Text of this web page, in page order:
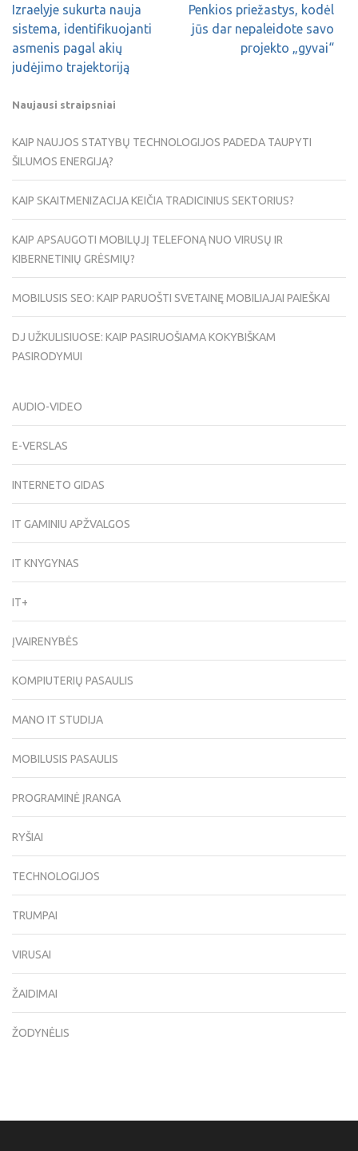
Izraelyje sukurta nauja
sistema, identifikuojanti
asmenis pagal akių
judėjimo trajektoriją
Penkios priežastys, kodėl
jūs dar nepaleidote savo
projekto „gyvai“
Naujausi straipsniai
KAIP NAUJOS STATYBŲ TECHNOLOGIJOS PADEDA TAUPYTI
ŠILUMOS ENERGIJĄ?
KAIP SKAITMENIZACIJA KEIČIA TRADICINIUS SEKTORIUS?
KAIP APSAUGOTI MOBILŲJĮ TELEFONĄ NUO VIRUSŲ IR
KIBERNETINIŲ GRĖSMIŲ?
MOBILUSIS SEO: KAIP PARUOŠTI SVETAINĘ MOBILIAJAI PAIEŠKAI
DJ UŽKULISIUOSE: KAIP PASIRUOŠIAMA KOKYBIŠKAM
PASIRODYMUI
AUDIO-VIDEO
E-VERSLAS
INTERNETO GIDAS
IT GAMINIU APŽVALGOS
IT KNYGYNAS
IT+
ĮVAIRENYBĖS
KOMPIUTERIŲ PASAULIS
MANO IT STUDIJA
MOBILUSIS PASAULIS
PROGRAMINĖ ĮRANGA
RYŠIAI
TECHNOLOGIJOS
TRUMPAI
VIRUSAI
ŽAIDIMAI
ŽODYNĖLIS